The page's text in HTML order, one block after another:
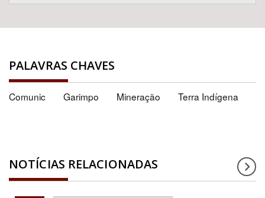
PALAVRAS CHAVES
Comunic Garimpo Mineração Terra Indígena
NOTÍCIAS RELACIONADAS